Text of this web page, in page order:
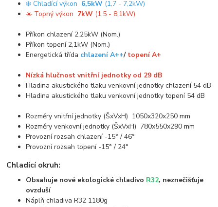
❄️ Chladící výkon 6,5kW (1,7 - 7,2kW)
☀️ Topný výkon 7kW (1,5 - 8,1kW)
Příkon chlazení 2,25kW (Nom.)
Příkon topení 2,1kW (Nom.)
Energetická třída chlazení A++/ topení A+
Nízká hlučnost vnitřní jednotky od 29 dB
Hladina akustického tlaku venkovní jednotky chlazení 54 dB
Hladina akustického tlaku venkovní jednotky topení 54 dB
Rozměry vnitřní jednotky (ŠxVxH) 1050x320x250 mm
Rozměry venkovní jednotky (ŠxVxH) 780x550x290 mm
Provozní rozsah chlazení -15° / 46°
Provozní rozsah topení -15° / 24°
Chladící okruh:
Obsahuje nové ekologické chladivo R32, neznečišťuje
ovzduší
Náplň chladiva R32 1180g